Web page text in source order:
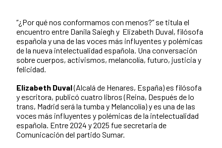
“¿Por qué nos conformamos con menos?” se titula el
encuentro entre Danila Saiegh y Elizabeth Duval, filósofa
española y una de las voces más influyentes y polémicas
de la nueva intelectualidad española. Una conversación
sobre cuerpos, activismos, melancolía, futuro, justicia y
felicidad.
Elizabeth Duval(Alcalá de Henares, España) es filósofa
y escritora, publicó cuatro libros (Reina, Después de lo
trans, Madrid será la tumba y Melancolía) y es una de las
voces más influyentes y polémicas de la intelectualidad
española. Entre 2024 y 2025 fue secretaria de
Comunicación del partido Sumar.